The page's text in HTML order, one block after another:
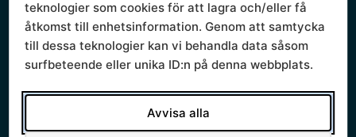
Protokoll
Om Södra sjukvårdsregionen
Ledningsgrupp
Styrande dokument
Styrgrupp
Verksamhetsberättelse
teknologier som cookies för att lagra och/eller få
åtkomst till enhetsinformation. Genom att samtycka
till dessa teknologier kan vi behandla data såsom
surfbeteende eller unika ID:n på denna webbplats.
Avvisa alla